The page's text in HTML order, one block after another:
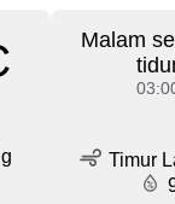
Malam
Timur